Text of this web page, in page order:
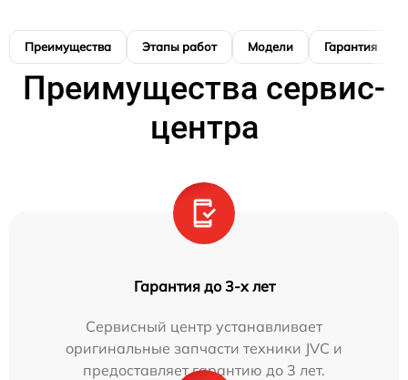
Преимущества Этапы работ Модели Гарантия
Преимущества сервис-
центра
Гарантия до 3-х лет
Сервисный центр устанавливает
оригинальные запчасти техники JVC и
предоставляет гарантию до 3 лет.